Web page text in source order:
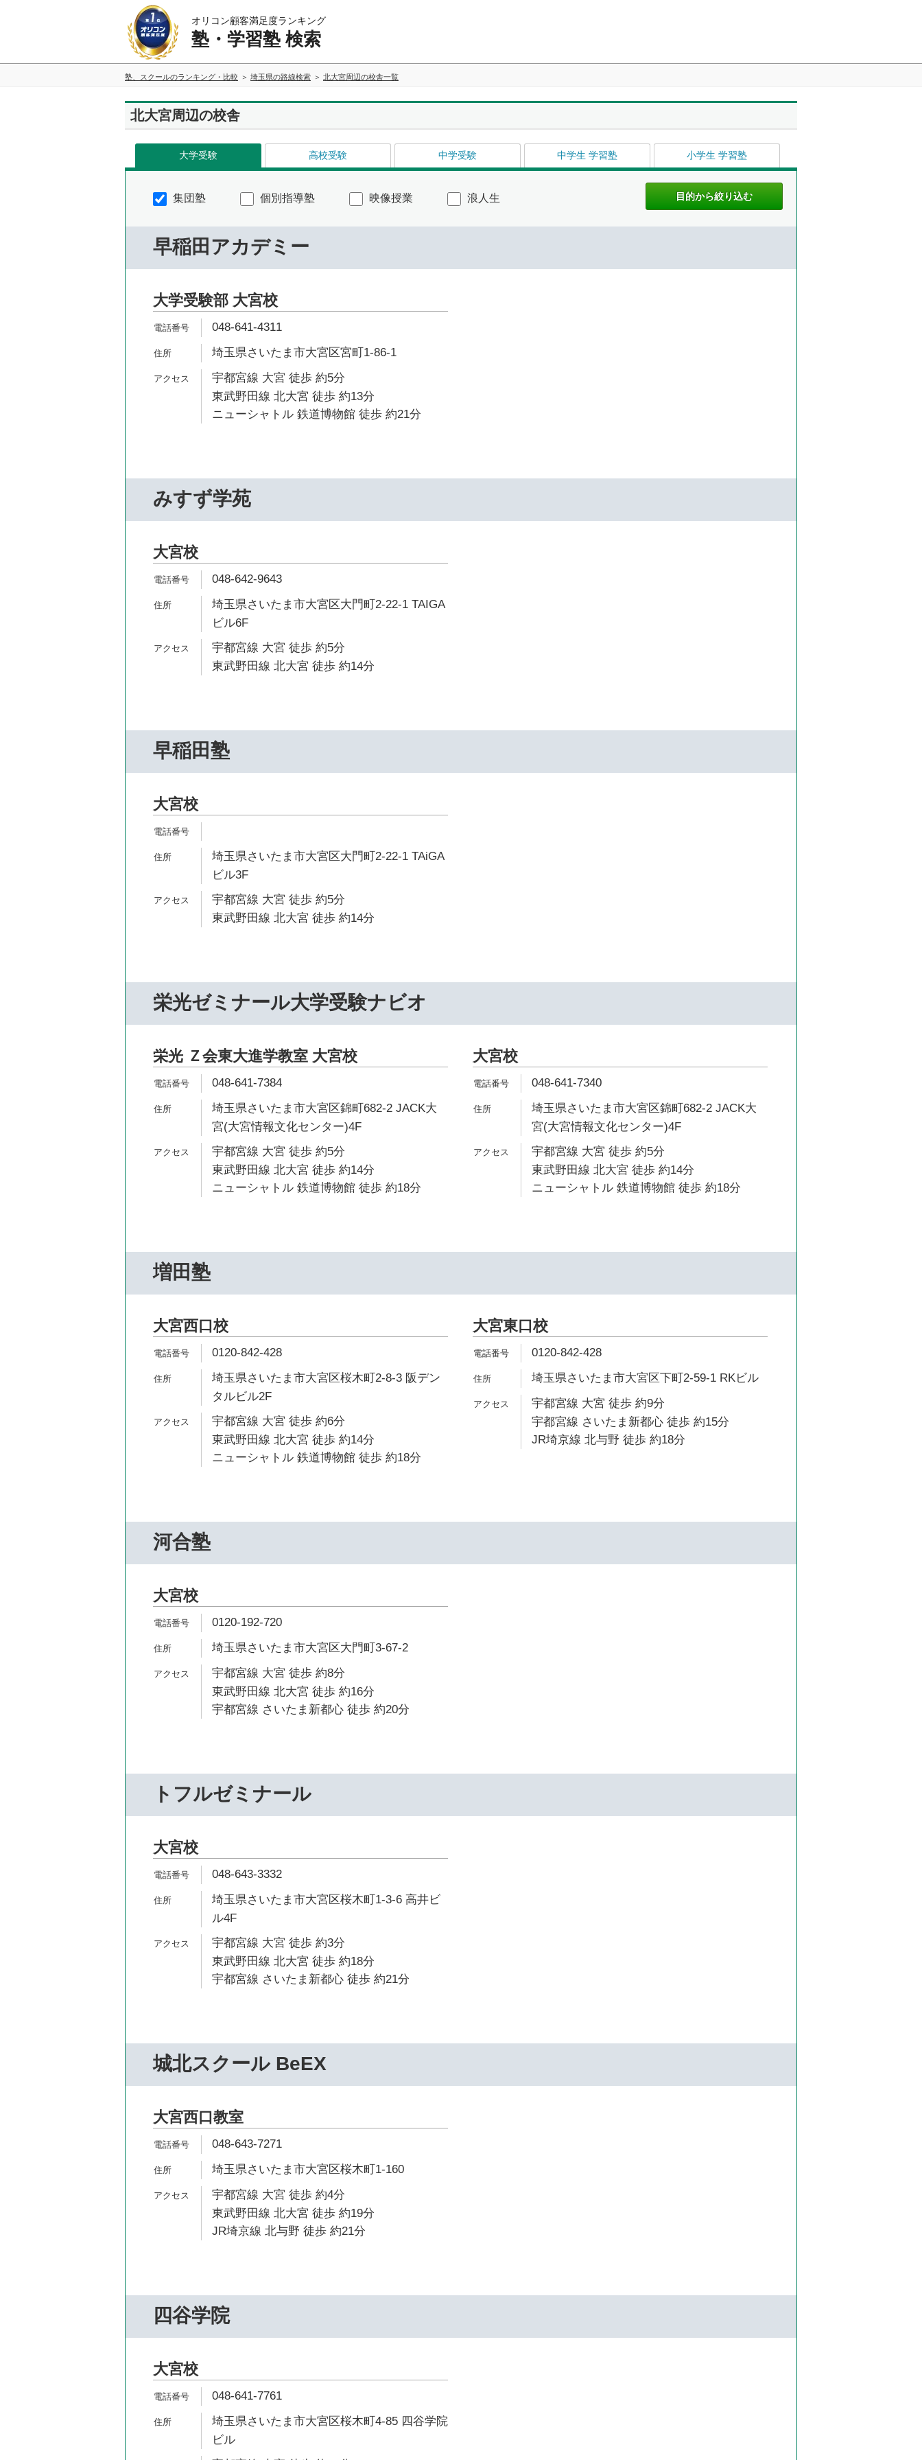
オリコン顧客満足度ランキング
塾・学習塾 検索
塾、スクールのランキング・比較 埼玉県の路線検索 北大宮周辺の校舎一覧
北大宮周辺の校舎
大学受験 高校受験 中学受験 中学生 学習塾 小学生 学習塾
集団塾 個別指導塾 映像授業 浪人生
早稲田アカデミー
大学受験部 大宮校
048-641-4311
埼玉県さいたま市大宮区宮町1-86-1
宇都宮線 大宮 徒歩 約5分
東武野田線 北大宮 徒歩 約13分
ニューシャトル 鉄道博物館 徒歩 約21分
みすず学苑
大宮校
048-642-9643
埼玉県さいたま市大宮区大門町2-22-1 TAIGA
ビル6F
宇都宮線 大宮 徒歩 約5分
東武野田線 北大宮 徒歩 約14分
早稲田塾
大宮校
埼玉県さいたま市大宮区大門町2-22-1 TAiGA
ビル3F
宇都宮線 大宮 徒歩 約5分
東武野田線 北大宮 徒歩 約14分
栄光ゼミナール大学受験ナビオ
栄光 Ｚ会東大進学教室 大宮校
048-641-7384
埼玉県さいたま市大宮区錦町682-2 JACK大
宮(大宮情報文化センター)4F
宇都宮線 大宮 徒歩 約5分
東武野田線 北大宮 徒歩 約14分
ニューシャトル 鉄道博物館 徒歩 約18分
大宮校
048-641-7340
埼玉県さいたま市大宮区錦町682-2 JACK大
宮(大宮情報文化センター)4F
宇都宮線 大宮 徒歩 約5分
東武野田線 北大宮 徒歩 約14分
ニューシャトル 鉄道博物館 徒歩 約18分
増田塾
大宮西口校
0120-842-428
埼玉県さいたま市大宮区桜木町2-8-3 阪デン
タルビル2F
宇都宮線 大宮 徒歩 約6分
東武野田線 北大宮 徒歩 約14分
ニューシャトル 鉄道博物館 徒歩 約18分
大宮東口校
0120-842-428
埼玉県さいたま市大宮区下町2-59-1 RKビル
宇都宮線 大宮 徒歩 約9分
宇都宮線 さいたま新都心 徒歩 約15分
JR埼京線 北与野 徒歩 約18分
河合塾
大宮校
0120-192-720
埼玉県さいたま市大宮区大門町3-67-2
宇都宮線 大宮 徒歩 約8分
東武野田線 北大宮 徒歩 約16分
宇都宮線 さいたま新都心 徒歩 約20分
トフルゼミナール
大宮校
048-643-3332
埼玉県さいたま市大宮区桜木町1-3-6 高井ビ
ル4F
宇都宮線 大宮 徒歩 約3分
東武野田線 北大宮 徒歩 約18分
宇都宮線 さいたま新都心 徒歩 約21分
城北スクール BeEX
大宮西口教室
048-643-7271
埼玉県さいたま市大宮区桜木町1-160
宇都宮線 大宮 徒歩 約4分
東武野田線 北大宮 徒歩 約19分
JR埼京線 北与野 徒歩 約21分
四谷学院
大宮校
048-641-7761
埼玉県さいたま市大宮区桜木町4-85 四谷学院
ビル